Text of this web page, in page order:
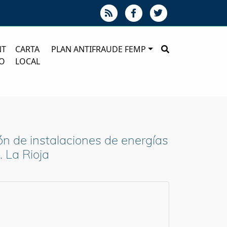
CARTA
LOCAL
PLAN ANTIFRAUDE FEMP
de instalaciones de energías
La Rioja